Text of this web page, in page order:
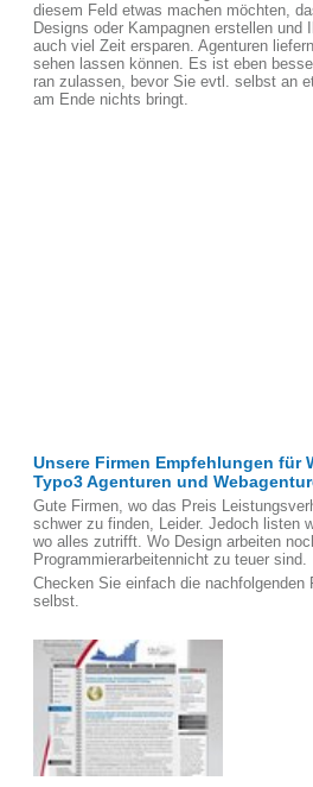
diesem Feld etwas machen möchten,
Designs oder Kampagnen erstellen und
auch viel Zeit ersparen. Agenturen
sehen lassen können. Es ist eben
ran zulassen, bevor Sie evtl. selbst an
am Ende nichts bringt.
Unsere Firmen Empfehlungen für
Typo3 Agenturen und
Gute Firmen, wo das Preis
schwer zu finden, Leider. Jedoch listen
wo alles zutrifft. Wo Design arbeiten
Programmierarbeitennicht zu teuer sind.
Checken Sie einfach die nachfolgenden
selbst.